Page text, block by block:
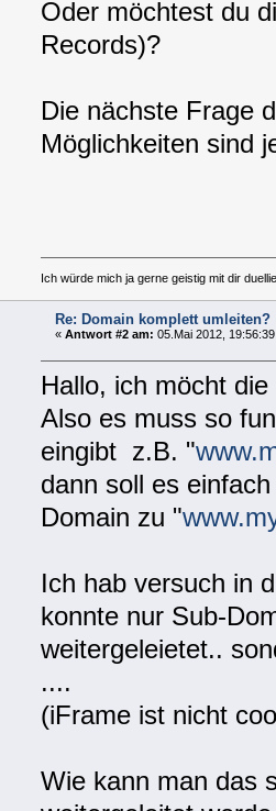
Oder möchtest du
Records)?
Die nächste Frage
Möglichkeiten sind
Ich würde mich ja gerne geistig mit dir
Re: Domain komplett umleiten?
« Antwort #2 am: 05.Mai 2012,
Hallo, ich möcht
Also es muss so
eingibt z.B. "
dann soll es
Domain zu "
Ich hab versuch in
konnte nur Sub-
weitergeleietet..
....
(iFrame ist nicht
Wie kann man das